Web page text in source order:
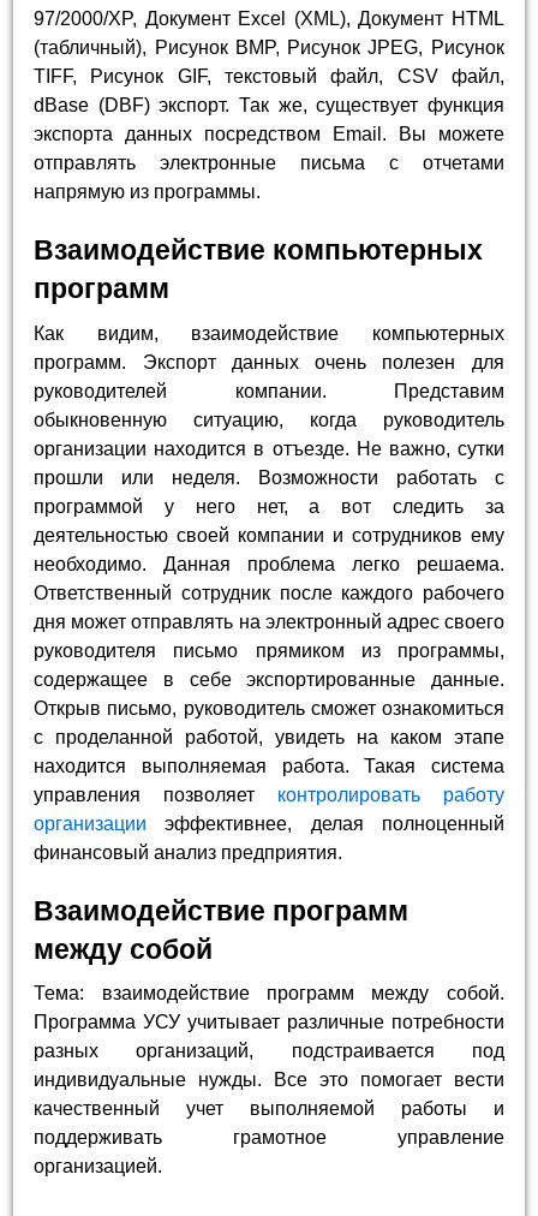
97/2000/XP, Документ Excel (XML), Документ HTML
(табличный), Рисунок BMP, Рисунок JPEG, Рисунок
TIFF, Рисунок GIF, текстовый файл, CSV файл,
dBase (DBF) экспорт. Так же, существует функция
экспорта данных посредством Email. Вы можете
отправлять электронные письма с отчетами
напрямую из программы.
Взаимодействие компьютерных
программ
Как видим, взаимодействие компьютерных
программ. Экспорт данных очень полезен для
руководителей компании. Представим
обыкновенную ситуацию, когда руководитель
организации находится в отъезде. Не важно, сутки
прошли или неделя. Возможности работать с
программой у него нет, а вот следить за
деятельностью своей компании и сотрудников ему
необходимо. Данная проблема легко решаема.
Ответственный сотрудник после каждого рабочего
дня может отправлять на электронный адрес своего
руководителя письмо прямиком из программы,
содержащее в себе экспортированные данные.
Открыв письмо, руководитель сможет ознакомиться
с проделанной работой, увидеть на каком этапе
находится выполняемая работа. Такая система
управления позволяет контролировать работу
организации эффективнее, делая полноценный
финансовый анализ предприятия.
Взаимодействие программ
между собой
Тема: взаимодействие программ между собой.
Программа УСУ учитывает различные потребности
разных организаций, подстраивается под
индивидуальные нужды. Все это помогает вести
качественный учет выполняемой работы и
поддерживать грамотное управление
организацией.